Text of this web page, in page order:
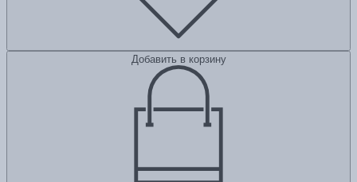
Добавить в корзину